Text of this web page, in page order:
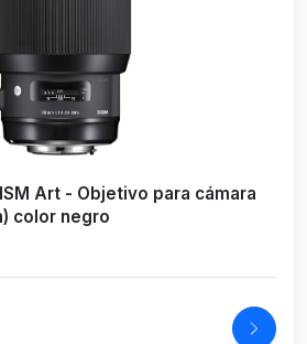
Art - Objetivo para cámara
color negro